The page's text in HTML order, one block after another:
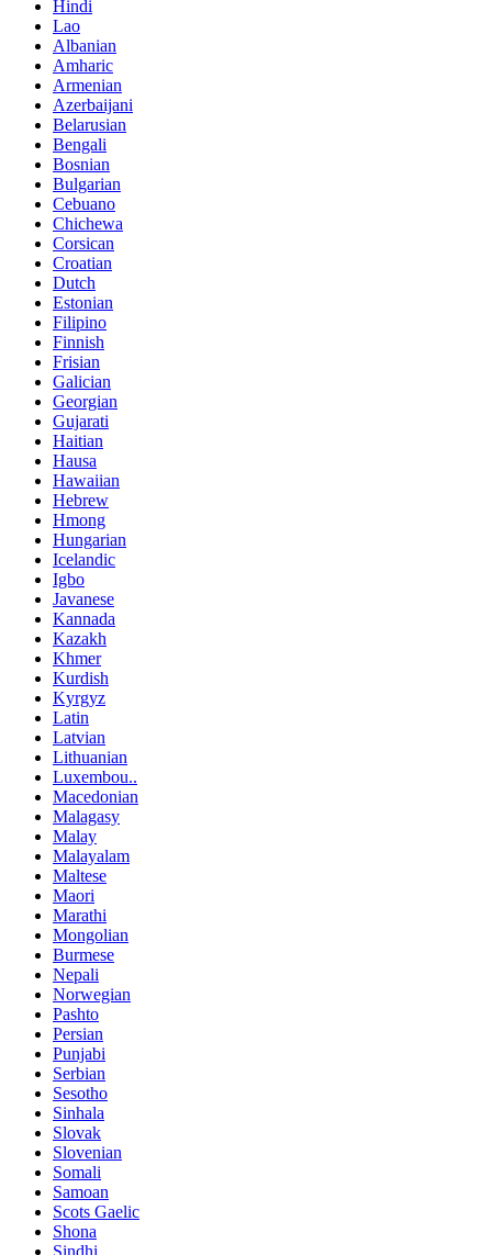
Hindi
Lao
Albanian
Amharic
Armenian
Azerbaijani
Belarusian
Bengali
Bosnian
Bulgarian
Cebuano
Chichewa
Corsican
Croatian
Dutch
Estonian
Filipino
Finnish
Frisian
Galician
Georgian
Gujarati
Haitian
Hausa
Hawaiian
Hebrew
Hmong
Hungarian
Icelandic
Igbo
Javanese
Kannada
Kazakh
Khmer
Kurdish
Kyrgyz
Latin
Latvian
Lithuanian
Luxembou..
Macedonian
Malagasy
Malay
Malayalam
Maltese
Maori
Marathi
Mongolian
Burmese
Nepali
Norwegian
Pashto
Persian
Punjabi
Serbian
Sesotho
Sinhala
Slovak
Slovenian
Somali
Samoan
Scots Gaelic
Shona
Sindhi